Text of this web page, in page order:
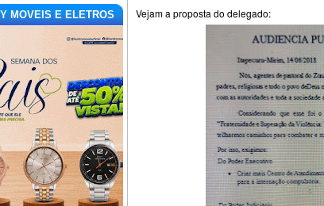
MOVEIS E ELETROS Vejam a proposta do delegado: